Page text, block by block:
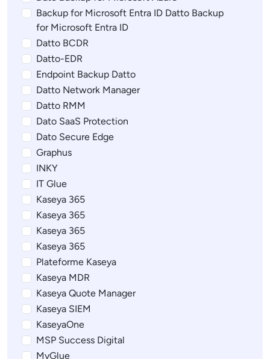
Backup for Microsoft Entra ID Datto Backup
for Microsoft Entra ID
Datto BCDR
Datto-EDR
Endpoint Backup Datto
Datto Network Manager
Datto RMM
Dato SaaS Protection
Dato Secure Edge
Graphus
INKY
IT Glue
Kaseya 365
Kaseya 365
Kaseya 365
Kaseya 365
Plateforme Kaseya
Kaseya MDR
Kaseya Quote Manager
Kaseya SIEM
KaseyaOne
MSP Success Digital
MyGlue